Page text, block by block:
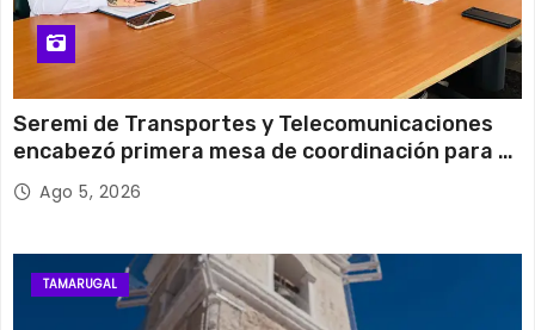
Seremi de Transportes y Telecomunicaciones
encabezó primera mesa de coordinación para el
retiro de cables en desuso en Iquique
Ago 5, 2026
TAMARUGAL